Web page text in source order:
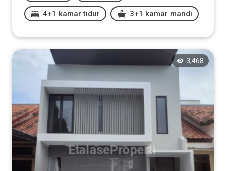
4+1 kamar tidur 3+1 kamar mandi
3,468